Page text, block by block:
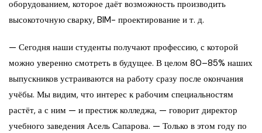
оборудованием, которое даёт возможность производить
высокоточную сварку, BIM- проектирование и т. д.
— Сегодня наши студенты получают профессию, с которой
можно уверенно смотреть в будущее. В целом 80–85% наших
выпускников устраиваются на работу сразу после окончания
учёбы. Мы видим, что интерес к рабочим специальностям
растёт, а с ним — и престиж колледжа, — говорит директор
учебного заведения Асель Сапарова. — Только в этом году по